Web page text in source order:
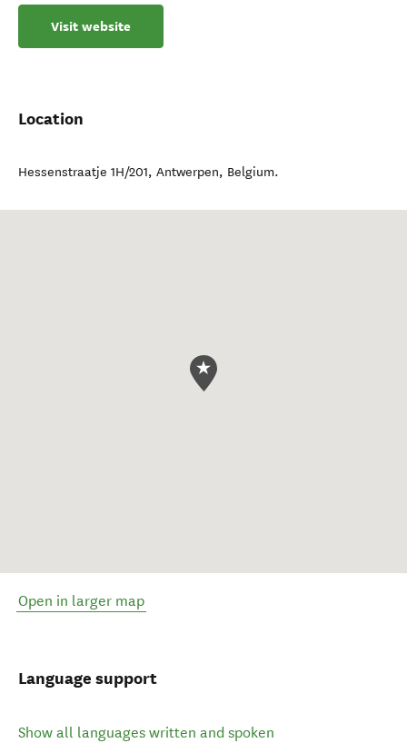
Visit website
Location
Hessenstraatje 1H/201, Antwerpen, Belgium.
Open in larger map
Language support
Show all languages written and spoken